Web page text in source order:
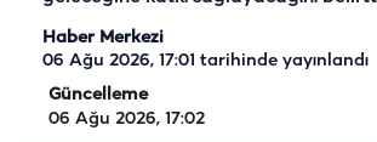
Haber Merkezi
06 Ağu 2026, 17:01 tarihinde yayınlandı
Güncelleme
06 Ağu 2026, 17:02